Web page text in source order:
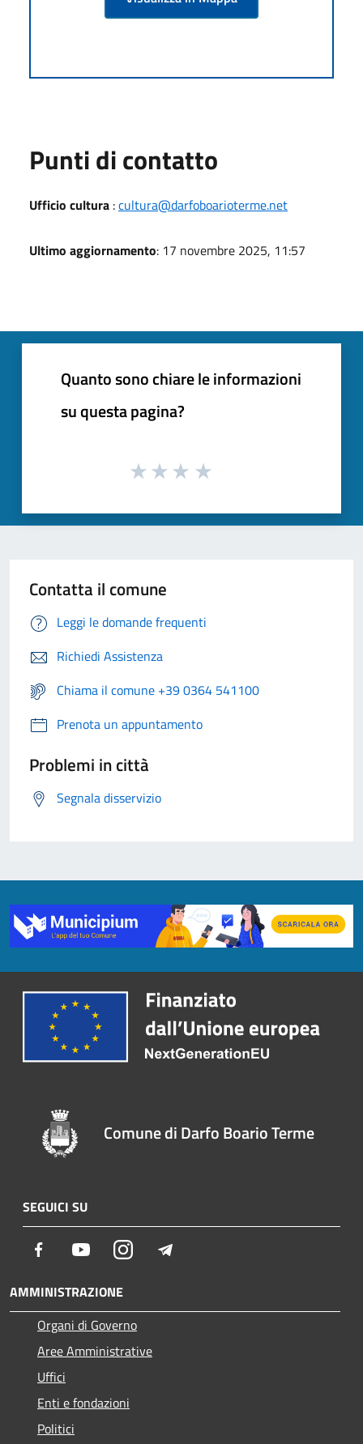
Punti di contatto
Ufficio cultura :cultura@darfoboarioterme.net
Ultimo aggiornamento: 17 novembre 2025, 11:57
Quanto sono chiare le informazioni
su questa pagina?
Contatta il comune
Leggi le domande frequenti
Richiedi Assistenza
Chiama il comune +39 0364 541100
Prenota un appuntamento
Problemi in città
Segnala disservizio
Comune di Darfo Boario Terme
SEGUICI SU
Facebook YoutubeInstagram
AMMINISTRAZIONE
Organi di Governo
Aree Amministrative
Uffici
Enti e fondazioni
Politici